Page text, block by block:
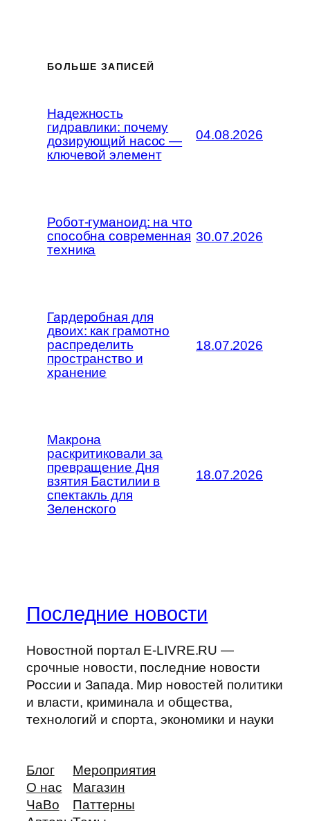
БОЛЬШЕ ЗАПИСЕЙ
Надежность
гидравлики: почему
дозирующий насос —
ключевой элемент
04.08.2026
Робот-гуманоид: на что
способна современная
техника
30.07.2026
Гардеробная для
двоих: как грамотно
распределить
пространство и
хранение
18.07.2026
Макрона
раскритиковали за
превращение Дня
взятия Бастилии в
спектакль для
Зеленского
18.07.2026
Последние новости
Новостной портал E-LIVRE.RU —
срочные новости, последние новости
России и Запада. Мир новостей политики
и власти, криминала и общества,
технологий и спорта, экономики и науки
Блог
О нас
ЧаВо
Мероприятия
Магазин
Паттерны